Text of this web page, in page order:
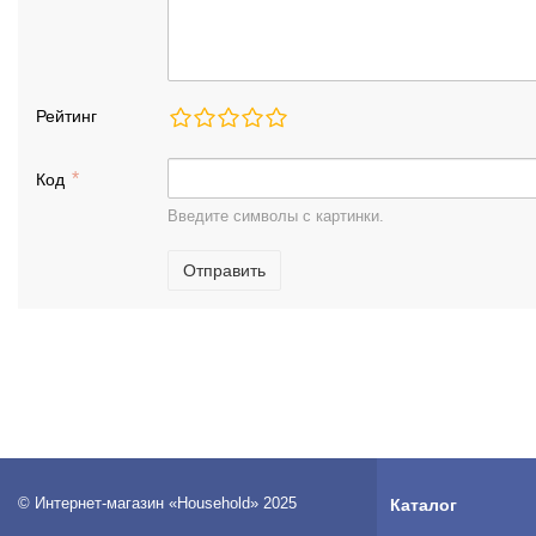
Рейтинг
Код
Введите символы с картинки.
Отправить
© Интернет-магазин «Household» 2025 Каталог